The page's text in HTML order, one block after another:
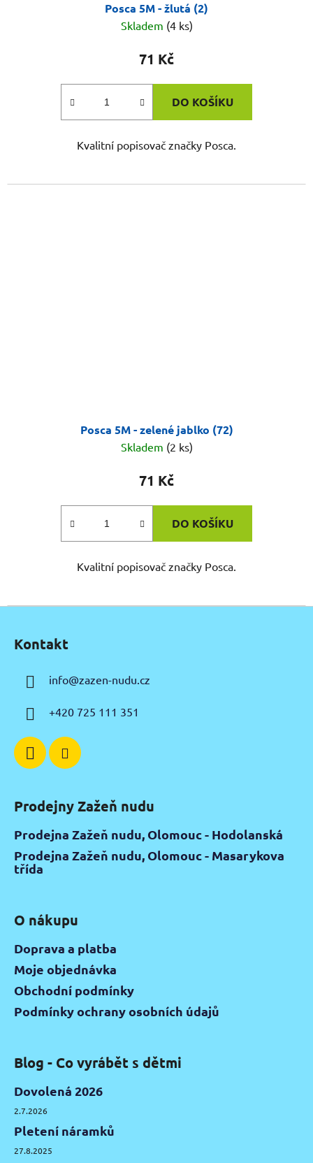
Posca 5M - žlutá (2)
Skladem (4 ks)
71 Kč
DO KOŠÍKU
Kvalitní popisovač značky Posca.
Posca 5M - zelené jablko (72)
Skladem (2 ks)
71 Kč
DO KOŠÍKU
Kvalitní popisovač značky Posca.
Kontakt
info@zazen-nudu.cz
+420 725 111 351
Prodejny Zažeň nudu
Prodejna Zažeň nudu, Olomouc - Hodolanská
Prodejna Zažeň nudu, Olomouc - Masarykova
třída
O nákupu
Doprava a platba
Moje objednávka
Obchodní podmínky
Podmínky ochrany osobních údajů
Blog - Co vyrábět s dětmi
Dovolená 2026
2.7.2026
Pletení náramků
27.8.2025